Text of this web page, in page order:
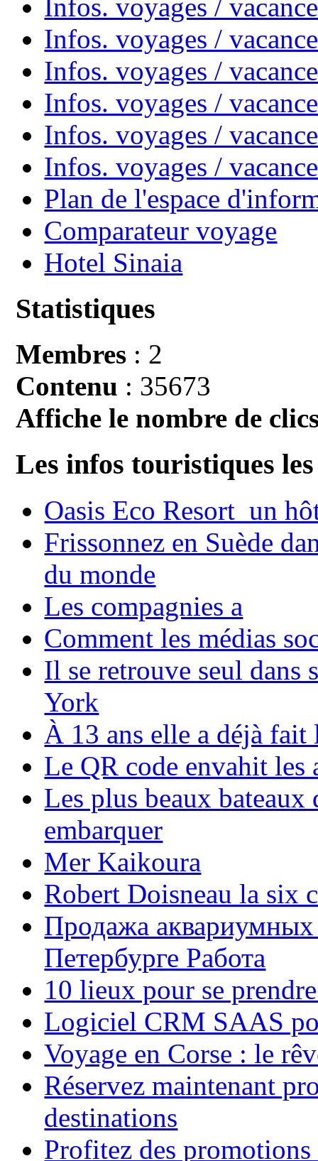
Infos. voyages /
Infos. voyages /
Infos. voyages /
Infos. voyages /
Infos. voyages /
Infos. voyages /
Plan de l'espace
Comparateur voyage
Hotel Sinaia
Statistiques
Membres : 2
Contenu : 35673
Affiche le nombre de
Les infos touristiques
Oasis Eco Resort un
Frissonnez en Suède
du monde
Les compagnies a
Comment les médias
Il se retrouve seul dans
York
À 13 ans elle a déjà
Le QR code envahit les
Les plus beaux bateaux
embarquer
Mer Kaikoura
Robert Doisneau la six
Продажа аквариумных
Петербурге Работа
10 lieux pour se
Logiciel CRM SAAS
Voyage en Corse : le
Réservez maintenant
destinations
Profitez des